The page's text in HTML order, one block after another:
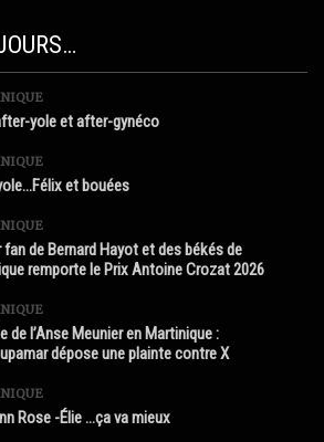
yole et after-gynéco
et bouées
fan de Bernard Hayot et des békés de
remporte le Prix Antoine Crozat 2026
de l’Anse Meunier en Martinique :
dépose une plainte contre X
Rose -Élie …ça va mieux